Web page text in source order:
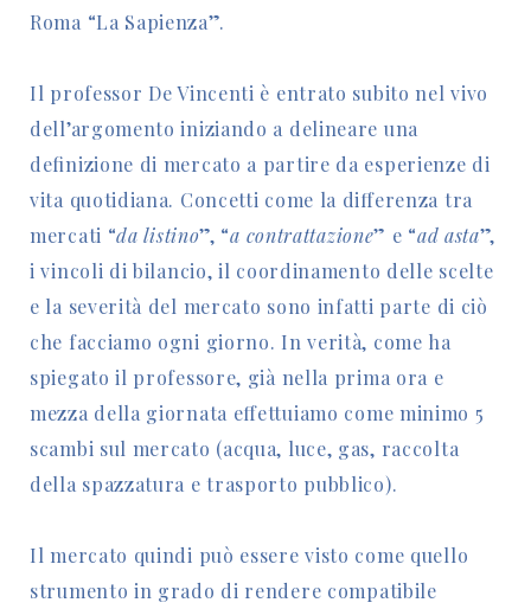
Roma “La Sapienza”.
Il professor De Vincenti è entrato subito nel vivo
dell’argomento iniziando a delineare una
definizione di mercato a partire da esperienze di
vita quotidiana. Concetti come la differenza tra
mercati “da listino”, “a contrattazione” e “ad asta”,
i vincoli di bilancio, il coordinamento delle scelte
e la severità del mercato sono infatti parte di ciò
che facciamo ogni giorno. In verità, come ha
spiegato il professore, già nella prima ora e
mezza della giornata effettuiamo come minimo 5
scambi sul mercato (acqua, luce, gas, raccolta
della spazzatura e trasporto pubblico).
Il mercato quindi può essere visto come quello
strumento in grado di rendere compatibile